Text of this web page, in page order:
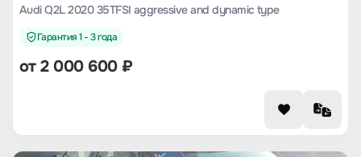
Audi Q2L 2020 35TFSI aggressive and dynamic type
Гарантия 1 - 3 года
от2 000 600₽